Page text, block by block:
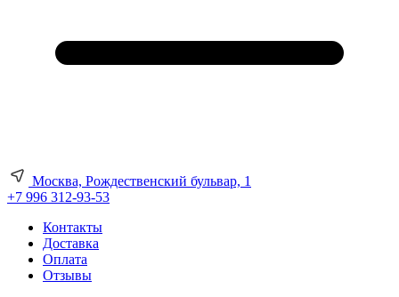
Москва, Рождественский бульвар, 1
+7 996 312-93-53
Контакты
Доставка
Оплата
Отзывы